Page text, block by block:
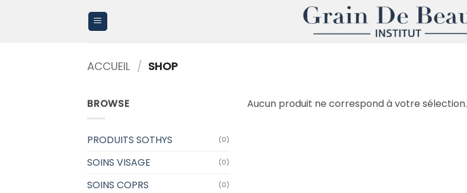
ACCUEIL / SHOP
BROWSE
PRODUITS SOTHYS (0)
SOINS VISAGE (0)
SOINS COPRS (0)
Aucun produit ne correspond à votre sélection.